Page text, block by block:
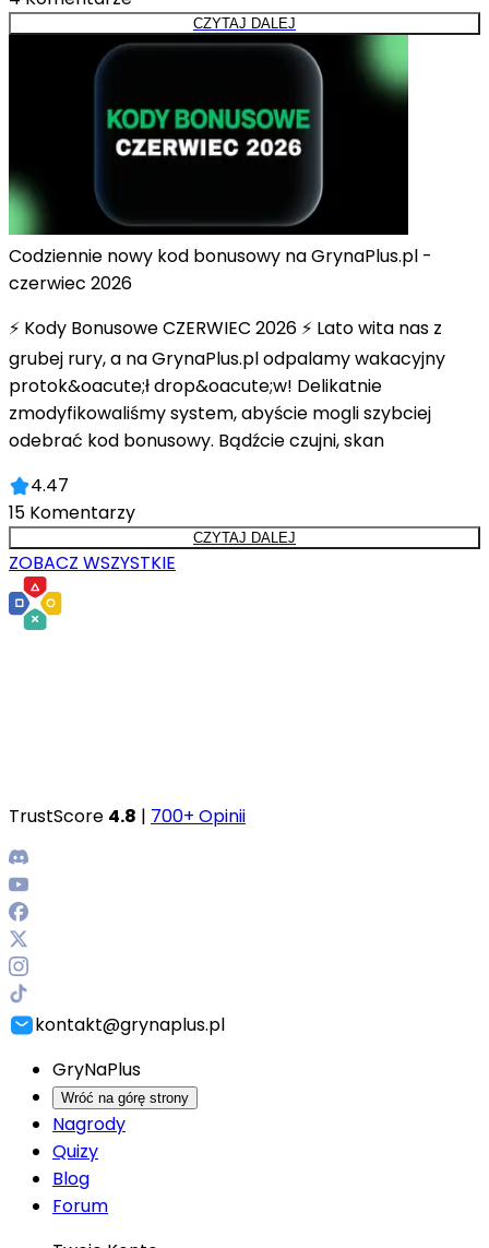
CZYTAJ DALEJ
Codziennie nowy kod bonusowy na GrynaPlus.pl -
czerwiec 2026
⚡ Kody Bonusowe CZERWIEC 2026 ⚡ Lato wita nas z
grubej rury, a na GrynaPlus.pl odpalamy wakacyjny
protok&oacute;ł drop&oacute;w! Delikatnie
zmodyfikowaliśmy system, abyście mogli szybciej
odebrać kod bonusowy. Bądźcie czujni, skan
4.47
15 Komentarzy
CZYTAJ DALEJ
ZOBACZ WSZYSTKIE
TrustScore 4.8 | 700+ Opinii
kontakt@grynaplus.pl
GryNaPlus
Wróć na górę strony
Nagrody
Quizy
Blog
Forum